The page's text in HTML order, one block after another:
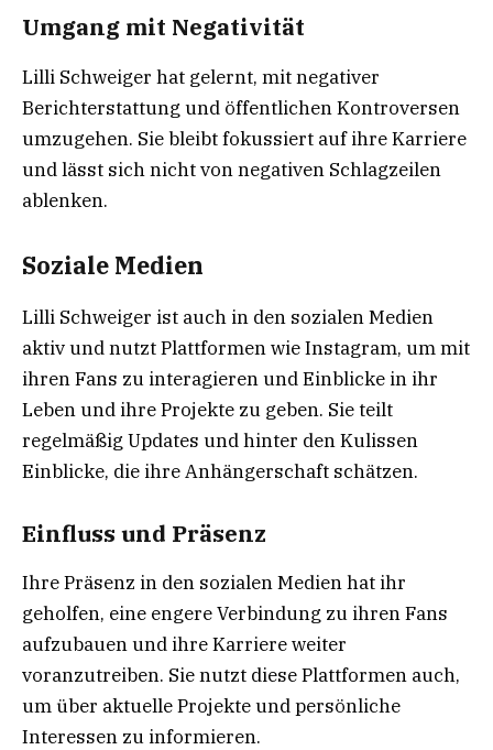
Umgang mit Negativität
Lilli Schweiger hat gelernt, mit negativer
Berichterstattung und öffentlichen Kontroversen
umzugehen. Sie bleibt fokussiert auf ihre Karriere
und lässt sich nicht von negativen Schlagzeilen
ablenken.
Soziale Medien
Lilli Schweiger ist auch in den sozialen Medien
aktiv und nutzt Plattformen wie Instagram, um mit
ihren Fans zu interagieren und Einblicke in ihr
Leben und ihre Projekte zu geben. Sie teilt
regelmäßig Updates und hinter den Kulissen
Einblicke, die ihre Anhängerschaft schätzen.
Einfluss und Präsenz
Ihre Präsenz in den sozialen Medien hat ihr
geholfen, eine engere Verbindung zu ihren Fans
aufzubauen und ihre Karriere weiter
voranzutreiben. Sie nutzt diese Plattformen auch,
um über aktuelle Projekte und persönliche
Interessen zu informieren.